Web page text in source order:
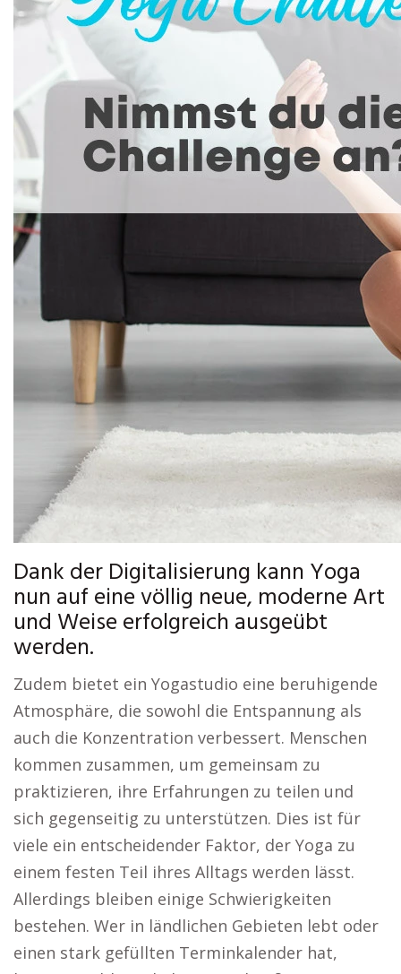
Dank der Digitalisierung kann Yoga
nun auf eine völlig neue, moderne Art
und Weise erfolgreich ausgeübt
werden.
Zudem bietet ein Yogastudio eine beruhigende
Atmosphäre, die sowohl die Entspannung als
auch die Konzentration verbessert. Menschen
kommen zusammen, um gemeinsam zu
praktizieren, ihre Erfahrungen zu teilen und
sich gegenseitig zu unterstützen. Dies ist für
viele ein entscheidender Faktor, der Yoga zu
einem festen Teil ihres Alltags werden lässt.
Allerdings bleiben einige Schwierigkeiten
bestehen. Wer in ländlichen Gebieten lebt oder
einen stark gefüllten Terminkalender hat,